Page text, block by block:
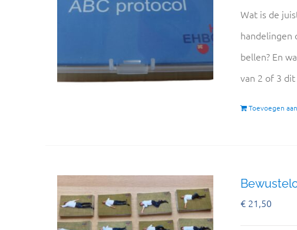
Wat is de
handelingen
bellen? En
van 2 of 3
Toevoegen
€21,50